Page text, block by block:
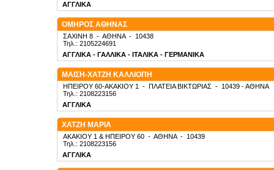
ΑΓΓΛΙΚΑ
ΟΜΗΡΟΣ ΑΘΗΝΑΣ
ΣΑΧΙΝΗ 8 - ΑΘΗΝΑ- 10438
Τηλ.: 2105224691
ΑΓΓΛΙΚΑ - ΓΑΛΛΙΚΑ - ΙΤΑΛΙΚΑ - ΓΕΡΜΑΝΙΚΑ
ΜΑΙΣΗ-ΧΑΤΖΗ ΚΑΛΛΙΟΠΗ
ΗΠΕΙΡΟΥ 60-ΑΚΑΚΙΟΥ 1 - ΠΛΑΤΕΙΑ ΒΙΚΤΩΡΙΑΣ - 10439 - ΑΘΗΝΑ
Τηλ.: 2108223156
ΑΓΓΛΙΚΑ
ΧΑΤΖΗ ΜΑΡΙΑ
ΑΚΑΚΙΟΥ 1 & ΗΠΕΙΡΟΥ 60 - ΑΘΗΝΑ- 10439
Τηλ.: 2108223156
ΑΓΓΛΙΚΑ